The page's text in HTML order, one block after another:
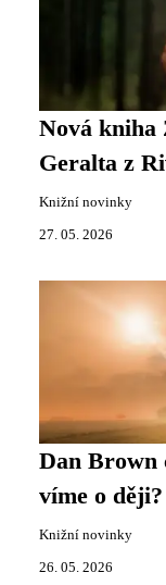
Nová kniha
Geralta z
Knižní novinky
27. 05. 2026
Dan Brown
víme o ději?
Knižní novinky
26. 05. 2026